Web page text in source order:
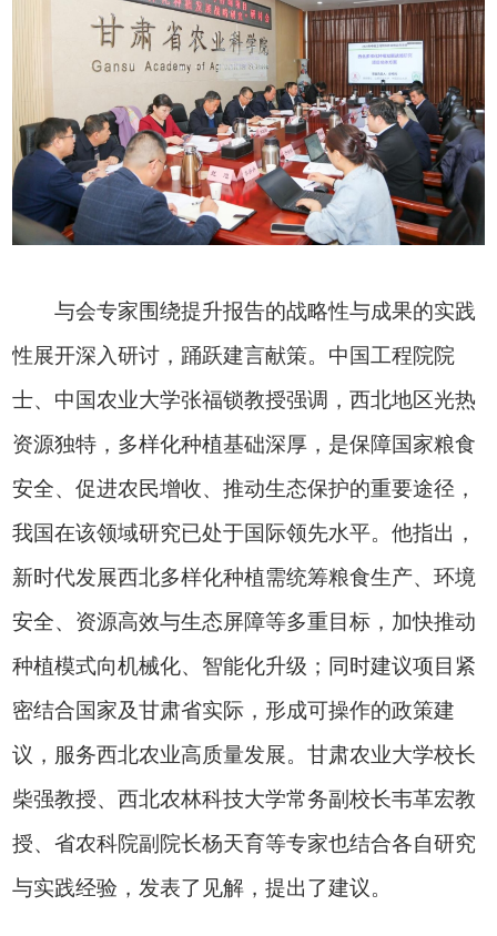
与会专家围绕提升报告的战略性与成果的实践
性展开深入研讨，踊跃建言献策。中国工程院院
士、中国农业大学张福锁教授强调，西北地区光热
资源独特，多样化种植基础深厚，是保障国家粮食
安全、促进农民增收、推动生态保护的重要途径，
我国在该领域研究已处于国际领先水平。他指出，
新时代发展西北多样化种植需统筹粮食生产、环境
安全、资源高效与生态屏障等多重目标，加快推动
种植模式向机械化、智能化升级；同时建议项目紧
密结合国家及甘肃省实际，形成可操作的政策建
议，服务西北农业高质量发展。甘肃农业大学校长
柴强教授、西北农林科技大学常务副校长韦革宏教
授、省农科院副院长杨天育等专家也结合各自研究
与实践经验，发表了见解，提出了建议。